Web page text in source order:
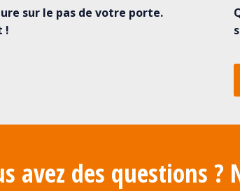
sur le pas de votre porte.
!
avez des questions ?